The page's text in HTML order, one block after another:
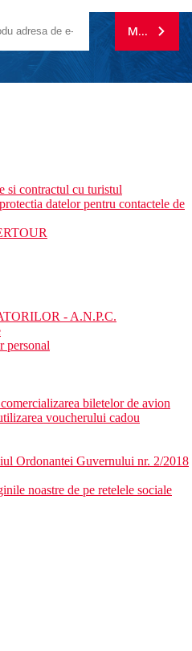
MA
si contractul cu turistul
datelor pentru contactele de
- A.N.P.C.
personal
biletelor de avion
voucherului cadou
Ordonantei Guvernului nr. 2/2018
noastre de pe retelele sociale